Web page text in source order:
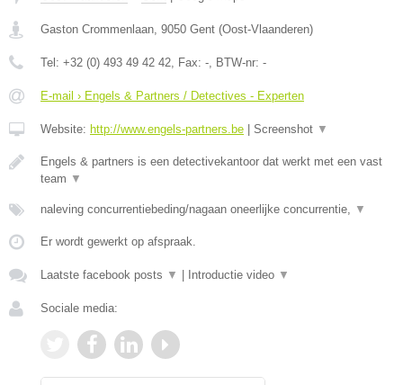
Gaston Crommenlaan, 9050 Gent (Oost-Vlaanderen)
Tel: +32 (0) 493 49 42 42, Fax: -, BTW-nr: -
E-mail › Engels & Partners / Detectives - Experten
Website: http://www.engels-partners.be Screenshot ▼
Engels & partners is een detectivekantoor dat werkt met een vast
team ▼
naleving concurrentiebeding/nagaan oneerlijke concurrentie, ▼
Er wordt gewerkt op afspraak.
Laatste facebook posts ▼ Introductie video ▼
Sociale media: